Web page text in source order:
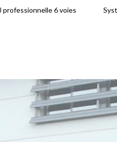
professionnelle 6 voies